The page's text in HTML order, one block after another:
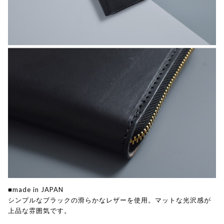
■made in JAPAN
シンプルなブラックの滑らかなレザーを使用。マットな光沢感が
上品な雰囲気です。